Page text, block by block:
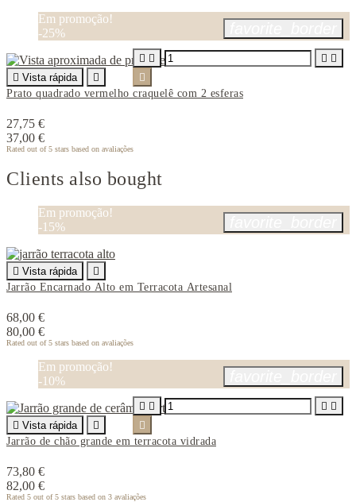
Em promoção!
-25%
 Vista rápida

Prato quadrado vermelho craquelê com 2 esferas
27,75 €
37,00 €
Rated out of 5 stars based on avaliações
   

Clients also bought
Em promoção!
-15%
 Vista rápida

Jarrão Encarnado Alto em Terracota Artesanal
68,00 €
80,00 €
Rated out of 5 stars based on avaliações
Em promoção!
-10%
 Vista rápida

Jarrão de chão grande em terracota vidrada
73,80 €
82,00 €
Rated 5 out of 5 stars based on 3 avaliações
   
